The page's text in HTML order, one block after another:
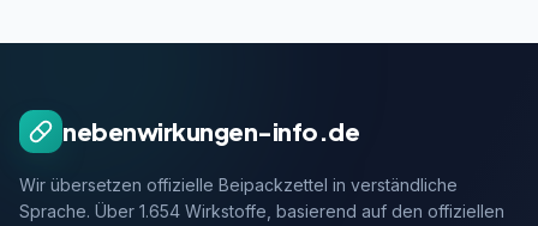
nebenwirkungen-info.de
Wir übersetzen offizielle Beipackzettel in verständliche
Sprache. Über 1.654 Wirkstoffe, basierend auf den offiziellen